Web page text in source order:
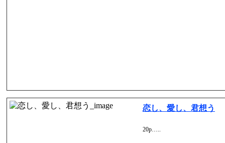
恋し、愛し、君想う
20p…..